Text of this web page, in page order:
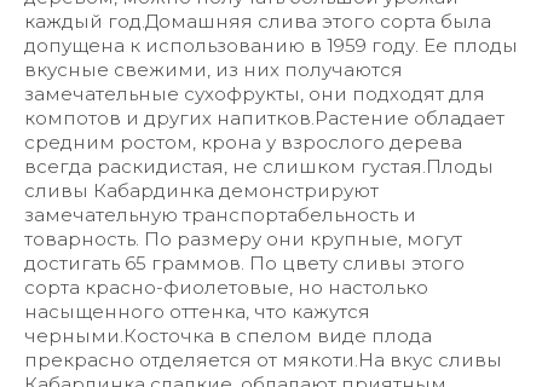
каждый год.Домашняя слива этого сорта была
допущена к использованию в 1959 году. Ее плоды
вкусные свежими, из них получаются
замечательные сухофрукты, они подходят для
компотов и других напитков.Растение обладает
средним ростом, крона у взрослого дерева
всегда раскидистая, не слишком густая.Плоды
сливы Кабардинка демонстрируют
замечательную транспортабельность и
товарность. По размеру они крупные, могут
достигать 65 граммов. По цвету сливы этого
сорта красно-фиолетовые, но настолько
насыщенного оттенка, что кажутся
черными.Косточка в спелом виде плода
прекрасно отделяется от мякоти.На вкус сливы